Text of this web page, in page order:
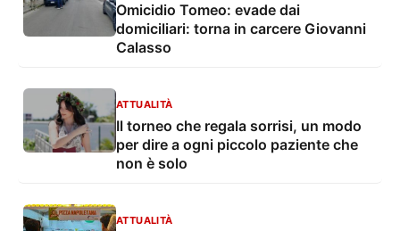
Omicidio Tomeo: evade dai
domiciliari: torna in carcere Giovanni
Calasso
ATTUALITÀ
Il torneo che regala sorrisi, un modo
per dire a ogni piccolo paziente che
non è solo
ATTUALITÀ